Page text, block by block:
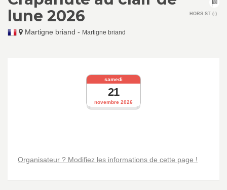
lune 2026
Martigne briand - Martigne briand
HORS ST (-)
novembre 2026
samedi
21
Organisateur ? Modifiez les informations de cette page !